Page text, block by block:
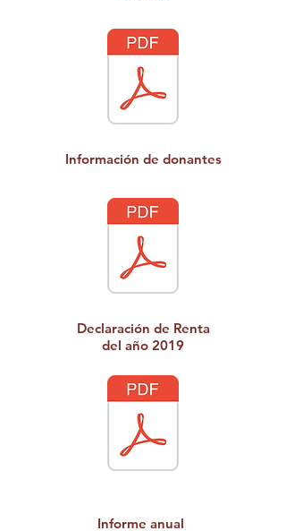
Información de donantes
Declaración de Renta
del año 2019
Informe anual